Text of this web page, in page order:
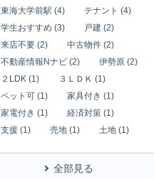
東海大学前駅 (4)
テナント (4)
学生おすすめ (3)
戸建 (2)
来店不要 (2)
中古物件 (2)
不動産情報Nナビ (2)
伊勢原 (2)
２LDK (1)
３ＬＤＫ (1)
ペット可 (1)
家具付き (1)
家電付き (1)
経済対策 (1)
支援 (1)
売地 (1) 土地 (1)
全部見る